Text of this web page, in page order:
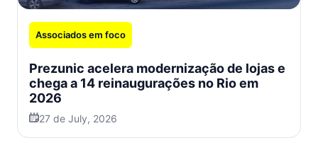
Associados em foco
Prezunic acelera modernização de lojas e
chega a 14 reinaugurações no Rio em
2026
27 de July, 2026